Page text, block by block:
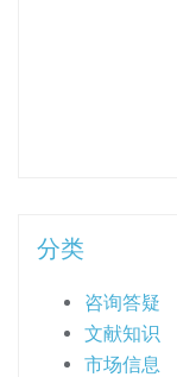
分类
咨询答疑
文献知识
市场信息